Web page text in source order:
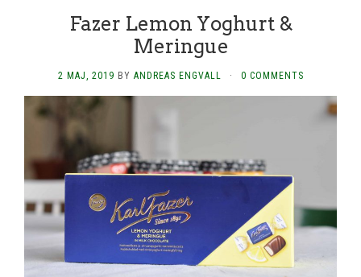
Fazer Lemon Yoghurt &
Meringue
2 MAJ, 2019 BY ANDREAS ENGVALL · 0 COMMENTS